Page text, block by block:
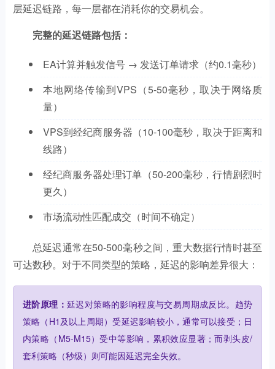
层延迟链路，每一层都在消耗你的交易机会。
完整的延迟链路包括：
EA计算并触发信号 → 发送订单请求（约0.1毫秒）
本地网络传输到VPS（5-50毫秒，取决于网络质
量）
VPS到经纪商服务器（10-100毫秒，取决于距离和
线路）
经纪商服务器处理订单（50-200毫秒，行情剧烈时
更久）
市场流动性匹配成交（时间不确定）
总延迟通常在50-500毫秒之间，重大数据行情时甚至
可达数秒。对于不同类型的策略，延迟的影响差异很大：
进阶原理： 延迟对策略的影响程度与交易周期成反比。趋势
策略（H1及以上周期）受延迟影响较小，通常可以接受；日
内策略（M5-M15）受中等影响，累积效应显著；而剥头皮/
套利策略（秒级）则可能因延迟完全失效。